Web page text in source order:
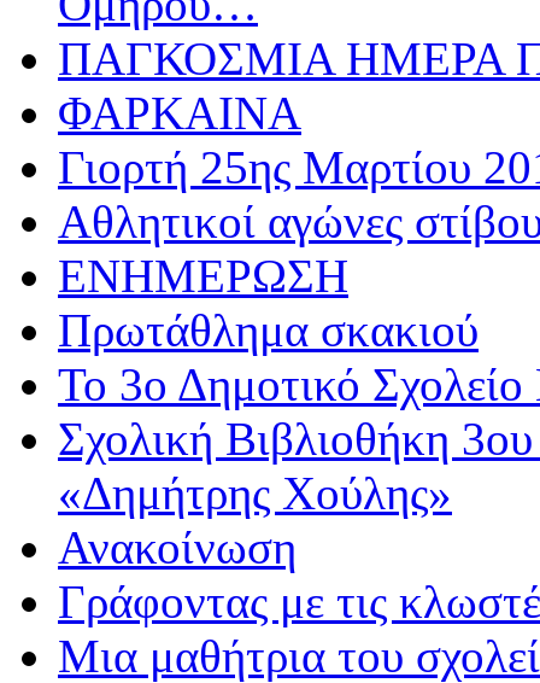
ΠΑΓΚΟΣΜΙΑ ΗΜΕΡΑ
ΦΑΡΚΑΙΝΑ
Γιορτή 25ης Μαρτίου
Αθλητικoί αγώνες
ΕΝΗΜΕΡΩΣΗ
Πρωτάθλημα σκακιού
Το 3ο Δημοτικό Σχολείο
Σχολική Βιβλιοθήκη
«Δημήτρης Χούλης»
Ανακοίνωση
Γράφοντας με τις
Μια μαθήτρια του